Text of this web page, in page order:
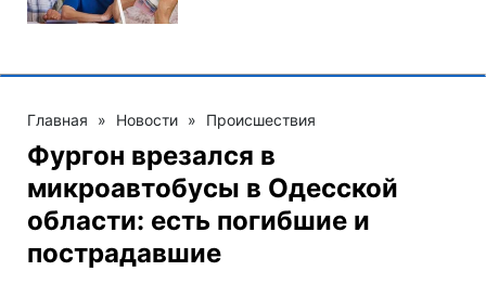
Главная » Новости » Происшествия
Фургон врезался в
микроавтобусы в Одесской
области: есть погибшие и
пострадавшие